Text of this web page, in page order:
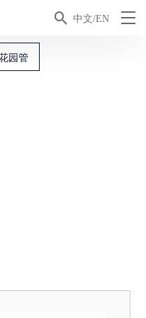
 中文/EN
园管